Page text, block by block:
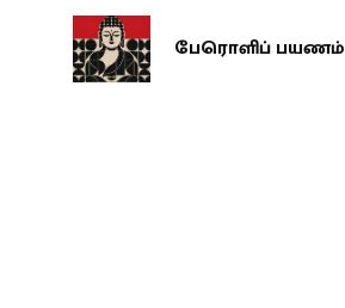
பேரொளிப் பயணம்